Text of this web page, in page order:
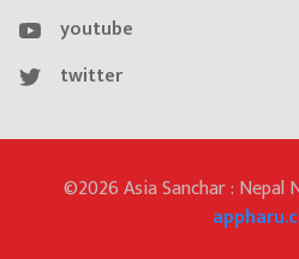
youtube
twitter
©2026 Asia Sanchar : Nepal